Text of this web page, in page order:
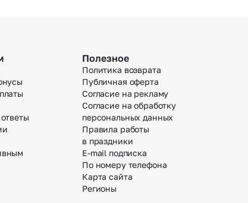
Полезное
Политика возврата
Публичная оферта
Согласие на рекламу
Согласие на обработку
персональных данных
Правила работы
в праздники
E-mail подписка
По номеру телефона
Карта сайта
Регионы